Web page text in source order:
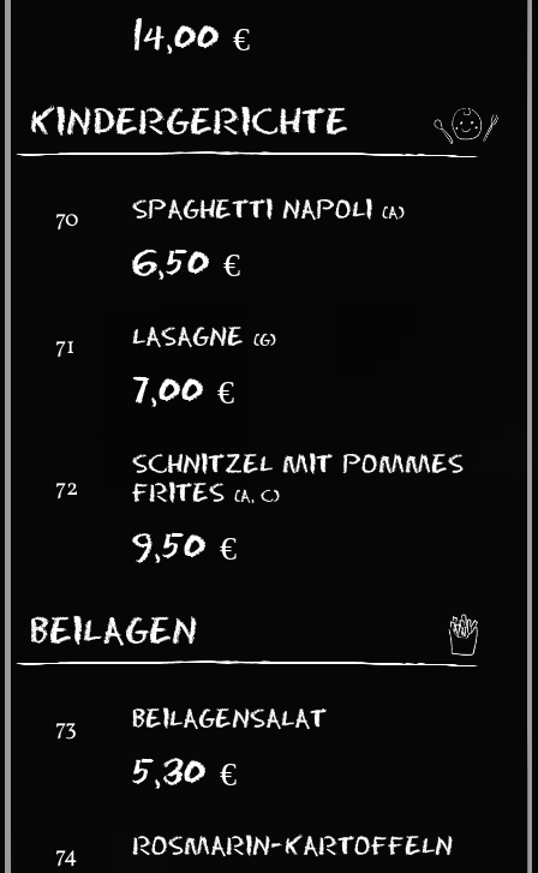
14,00€
KINDERGERICHTE
70 SPAGHETTI NAPOLI(A)
6,50€
71 LASAGNE(G)
7,00€
72
SCHNITZEL MIT POMMES
FRITES(A, C)
9,50€
BEILAGEN
73 BEILAGENSALAT
5,30€
74 ROSMARIN-KARTOFFELN